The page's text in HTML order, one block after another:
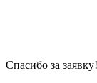
Спасибо за заявку!